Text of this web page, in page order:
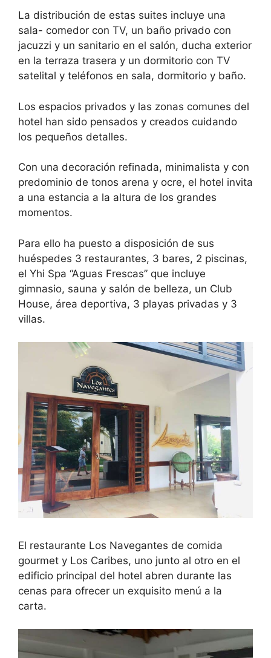
La distribución de estas suites incluye una
sala- comedor con TV, un baño privado con
jacuzzi y un sanitario en el salón, ducha exterior
en la terraza trasera y un dormitorio con TV
satelital y teléfonos en sala, dormitorio y baño.
Los espacios privados y las zonas comunes del
hotel han sido pensados y creados cuidando
los pequeños detalles.
Con una decoración refinada, minimalista y con
predominio de tonos arena y ocre, el hotel invita
a una estancia a la altura de los grandes
momentos.
Para ello ha puesto a disposición de sus
huéspedes 3 restaurantes, 3 bares, 2 piscinas,
el Yhi Spa “Aguas Frescas” que incluye
gimnasio, sauna y salón de belleza, un Club
House, área deportiva, 3 playas privadas y 3
villas.
El restaurante Los Navegantes de comida
gourmet y Los Caribes, uno junto al otro en el
edificio principal del hotel abren durante las
cenas para ofrecer un exquisito menú a la
carta.